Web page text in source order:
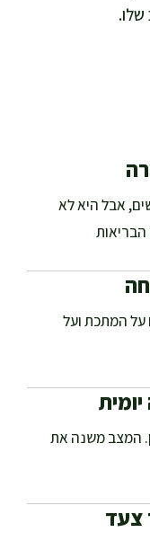
אבל היא לא
הבריאות
על המתכת ועל
המצב משנה את
צעד